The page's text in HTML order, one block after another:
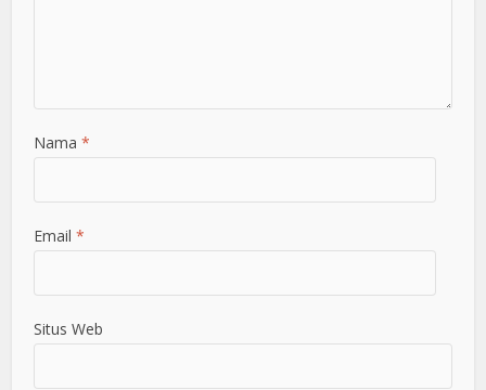
Nama*
Email*
Situs Web